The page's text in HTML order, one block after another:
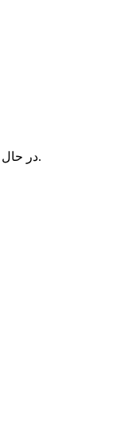
در حال حاضر سبد خرید شما خالی می‌باشد.